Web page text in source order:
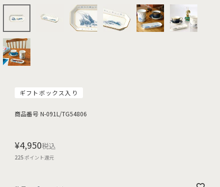
ギフトボックス入り
商品番号 N-091L/TG54806
¥4,950税込
225ポイント還元